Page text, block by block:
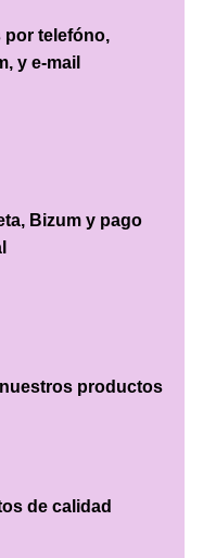
telefóno,
y e-mail
Bizum y pago
productos
de calidad